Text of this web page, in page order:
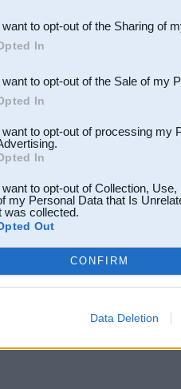
Participants
parties.
want to opt-out of the Sharing of
In
want to opt-out of the Sale of my
In
want to opt-out of processing my
In
want to opt-out of Collection,
my Personal Data that Is
was collected.
Out
CONFIRM
Data Deletion